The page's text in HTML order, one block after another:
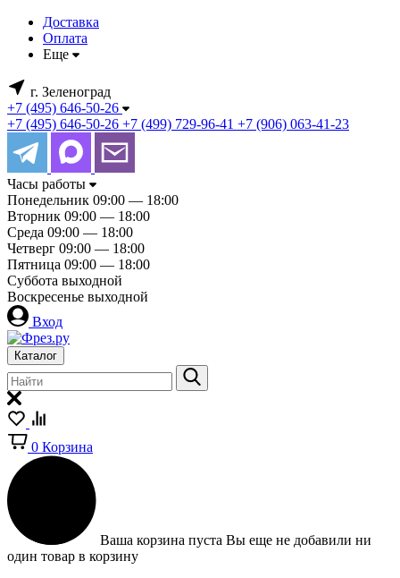
Доставка
Оплата
Еще
г. Зеленоград
+7 (495) 646-50-26
+7 (495) 646-50-26 +7 (499) 729-96-41 +7 (906) 063-41-23
Часы работы
Понедельник 09:00 — 18:00
Вторник 09:00 — 18:00
Среда 09:00 — 18:00
Четверг 09:00 — 18:00
Пятница 09:00 — 18:00
Суббота выходной
Воскресенье выходной
Вход
Каталог
0 Корзина
Ваша корзина пуста Вы еще не добавили ни
один товар в корзину